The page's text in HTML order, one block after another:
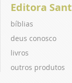
Editora
bíblias
deus conosco
livros
outros produtos